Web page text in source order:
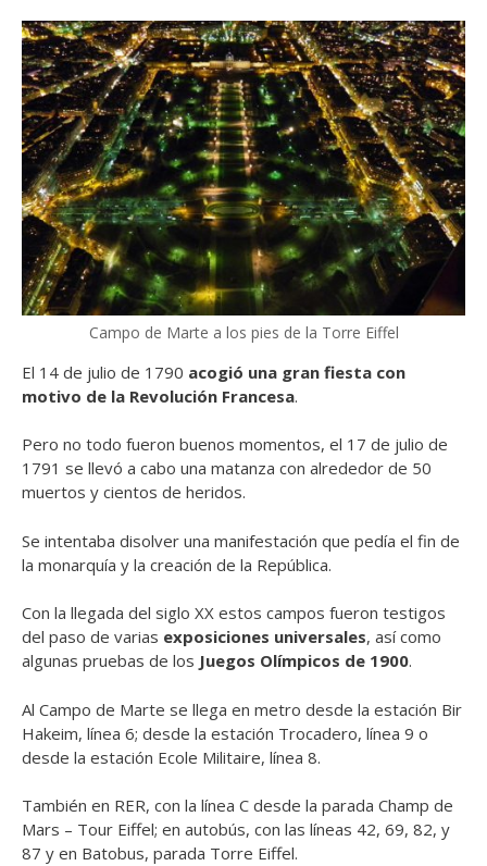
Campo de Marte a los pies de la Torre Eiffel
El 14 de julio de 1790 acogió una gran fiesta con
motivo de la Revolución Francesa.
Pero no todo fueron buenos momentos, el 17 de julio de
1791 se llevó a cabo una matanza con alrededor de 50
muertos y cientos de heridos.
Se intentaba disolver una manifestación que pedía el fin de
la monarquía y la creación de la República.
Con la llegada del siglo XX estos campos fueron testigos
del paso de varias exposiciones universales, así como
algunas pruebas de los Juegos Olímpicos de 1900.
Al Campo de Marte se llega en metro desde la estación Bir
Hakeim, línea 6; desde la estación Trocadero, línea 9 o
desde la estación Ecole Militaire, línea 8.
También en RER, con la línea C desde la parada Champ de
Mars – Tour Eiffel; en autobús, con las líneas 42, 69, 82, y
87 y en Batobus, parada Torre Eiffel.